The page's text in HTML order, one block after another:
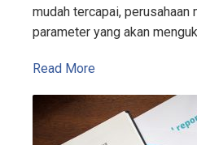
mudah tercapai, perusahaan
parameter yang akan
Read More